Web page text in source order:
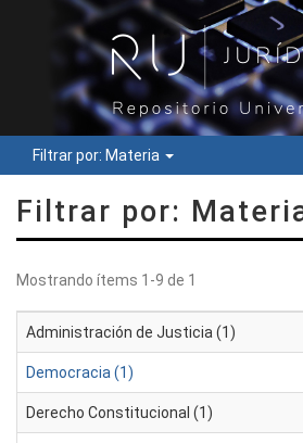
Filtrar por: Materia
Filtrar por:
Mostrando ítems 1-9 de 1
Administración de Justicia (1)
Democracia (1)
Derecho Constitucional (1)